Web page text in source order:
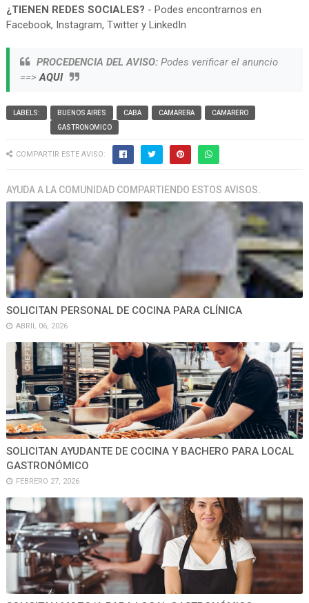
¿TIENEN REDES SOCIALES? - Podes encontrarnos en
Facebook, Instagram, Twitter y LinkedIn
PROCEDENCIA DEL AVISO:Podes verificar el anuncio
==>AQUI
LABELS: BUENOS AIRES CABA CAMARERA
CAMARERO
GASTRONOMICO
COMPARTIR ESTE AVISO:
AYUDA A LA COMUNIDAD COMPARTIENDO ESTOS AVISOS.
SOLICITAN PERSONAL DE COCINA PARA CLÍNICA
ABRIL 06, 2026
SOLICITAN AYUDANTE DE COCINA Y BACHERO PARA LOCAL
GASTRONÓMICO
FEBRERO 27, 2026